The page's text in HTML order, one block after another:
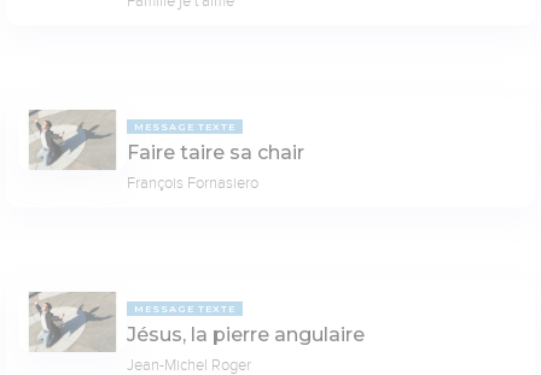
MESSAGE TEXTE
Faire taire sa chair
François Fornasiero
MESSAGE TEXTE
Jésus, la pierre angulaire
Jean-Michel Roger